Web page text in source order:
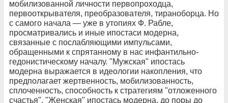
мобилизованной личности первопроходца,
первооткрывателя, преобразователя, тираноборца. Но
с самого начала — уже в утопиях Ф. Рабле,
просматривались и иные ипостаси модерна,
связанные с послабляющими импульсами,
обращенными к спрятанному в нас инфантильно-
гедонистическому началу. "Мужская" ипостась
модерна выражается в идеологии накопления, что
предполагает жертвенность, мобилизованность,
сплоченность, способность к стратегиям "отложенного
счастья". "Женская" ипостась модерна, до поры до